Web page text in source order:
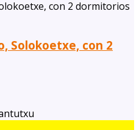
Solokoetxe, con 2